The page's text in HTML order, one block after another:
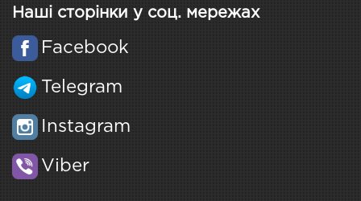
Наші сторінки у соц. мережах
Facebook
Telegram
Instagram
Viber